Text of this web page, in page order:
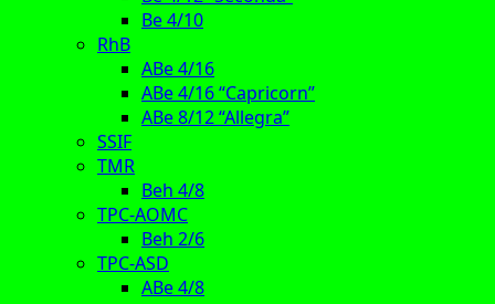
Be 4/10
RhB
ABe 4/16
ABe 4/16 “Capricorn”
ABe 8/12 “Allegra”
SSIF
TMR
Beh 4/8
TPC-AOMC
Beh 2/6
TPC-ASD
ABe 4/8